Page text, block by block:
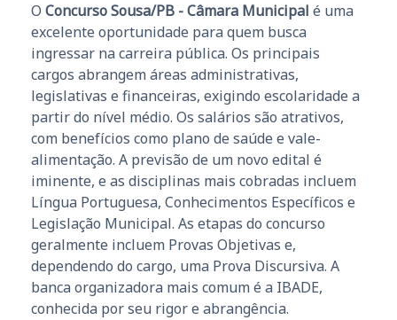
O Concurso Sousa/PB - Câmara Municipal é uma
excelente oportunidade para quem busca
ingressar na carreira pública. Os principais
cargos abrangem áreas administrativas,
legislativas e financeiras, exigindo escolaridade a
partir do nível médio. Os salários são atrativos,
com benefícios como plano de saúde e vale-
alimentação. A previsão de um novo edital é
iminente, e as disciplinas mais cobradas incluem
Língua Portuguesa, Conhecimentos Específicos e
Legislação Municipal. As etapas do concurso
geralmente incluem Provas Objetivas e,
dependendo do cargo, uma Prova Discursiva. A
banca organizadora mais comum é a IBADE,
conhecida por seu rigor e abrangência.